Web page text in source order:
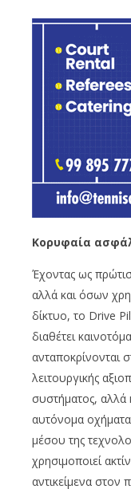
Κορυφαία
Έχοντας ως
αλλά και όσων
δίκτυο, το Drive
διαθέτει
ανταποκρίνονται
λειτουργικής
συστήματος, αλλά
αυτόνομα
μέσου της
χρησιμοποιεί
αντικείμενα στον